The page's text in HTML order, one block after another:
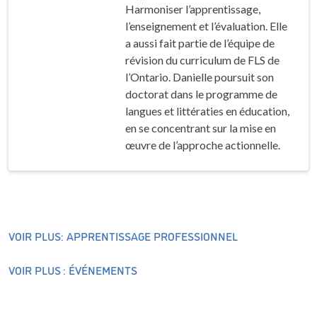
Harmoniser l’apprentissage,
l’enseignement et l’évaluation. Elle
a aussi fait partie de l’équipe de
révision du curriculum de FLS de
l’Ontario. Danielle poursuit son
doctorat dans le programme de
langues et littératies en éducation,
en se concentrant sur la mise en
œuvre de l’approche actionnelle.
VOIR PLUS: APPRENTISSAGE PROFESSIONNEL
VOIR PLUS : ÉVÉNEMENTS